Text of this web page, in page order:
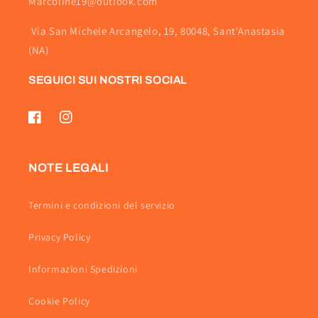
Via San Michele Arcangelo, 19, 80048, Sant'Anastasia
(NA)
SEGUICI SUI NOSTRI SOCIAL
FacebookInstagram
NOTE LEGALI
Termini e condizioni del servizio
Privacy Policy
Informazioni Spedizioni
Cookie Policy